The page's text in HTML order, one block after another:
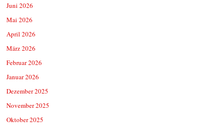
Juni 2026
Mai 2026
April 2026
März 2026
Februar 2026
Januar 2026
Dezember 2025
November 2025
Oktober 2025